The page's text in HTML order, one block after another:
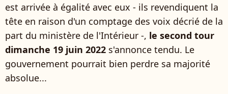
est arrivée à égalité avec eux - ils revendiquent la
tête en raison d'un comptage des voix décrié de la
part du ministère de l'Intérieur -, le second tour
dimanche 19 juin 2022 s'annonce tendu. Le
gouvernement pourrait bien perdre sa majorité
absolue...